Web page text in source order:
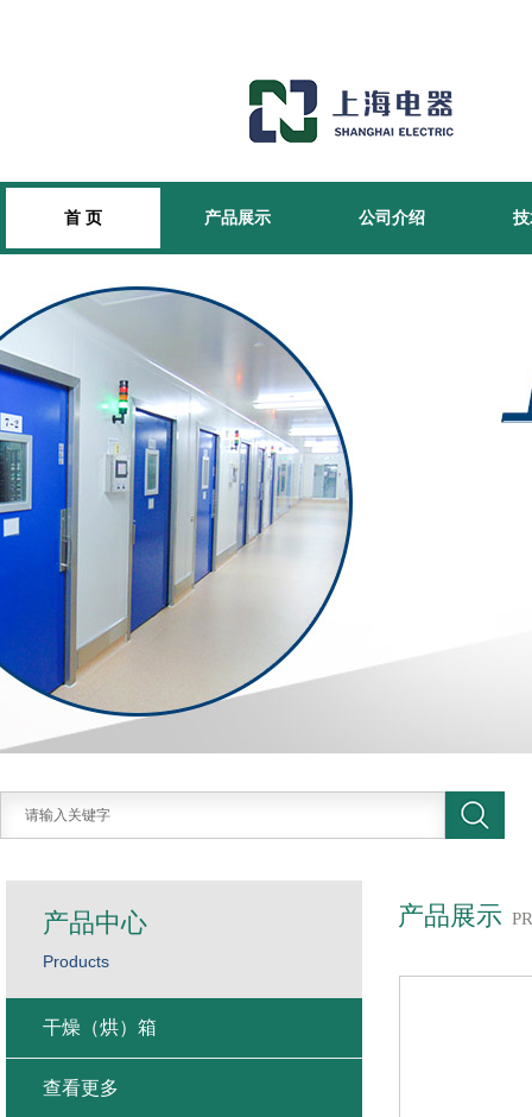
首 页 产品展示 公司介绍
产品展示
产品中心
Products
干燥（烘）箱
查看更多